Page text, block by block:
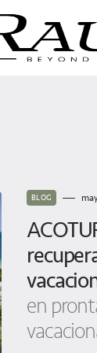
BLOG
en